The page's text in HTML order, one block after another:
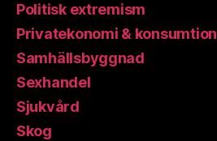
Politisk extremism
Privatekonomi & konsumtion
Samhällsbyggnad
Sexhandel
Sjukvård
Skog